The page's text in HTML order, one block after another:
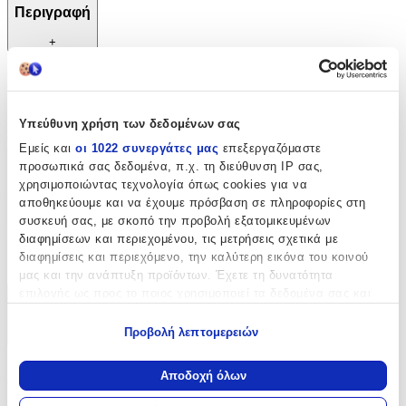
Υπεύθυνη χρήση των δεδομένων σας
Εμείς και οι 1022 συνεργάτες μας επεξεργαζόμαστε
προσωπικά σας δεδομένα, π.χ. τη διεύθυνση IP σας,
χρησιμοποιώντας τεχνολογία όπως cookies για να
αποθηκεύουμε και να έχουμε πρόσβαση σε πληροφορίες στη
συσκευή σας, με σκοπό την προβολή εξατομικευμένων
διαφημίσεων και περιεχομένου, τις μετρήσεις σχετικά με
διαφημίσεις και περιεχόμενο, την καλύτερη εικόνα του κοινού
μας και την ανάπτυξη προϊόντων. Έχετε τη δυνατότητα
Να συλλέξουμε πληροφορίες σχετικά με τη γεωγραφική
σας τοποθεσία, οι οποίες μπορεί να είναι ακριβείς σε
Προβολή λεπτομερειών
Αποδοχή όλων
Περιγραφή
+
Περιγραφή
Μαγνήτης σε σχήμα πετάλου με 2 πόλους. Χρησιμεύει στην
εύρεση βελονών και καρφιτσών. Κατασκευασμένο από πλαστικό
υψηλής ποιότητας. Η συσκευασία περιλαμβάνει ένα τεμάχιο.
Χαρακτηριστικά
Κατασκευαστής :
Prym
Χαρακτηριστικά
Χαρακτηριστικά